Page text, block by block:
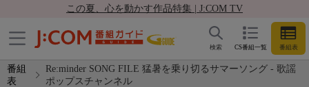
この夏、心を動かす作品特集 | J:COM TV
CS番組一覧 番組表
検索
番組
表
Re:minder SONG FILE 猛暑を乗り切るサマーソング - 歌謡
ポップスチャンネル